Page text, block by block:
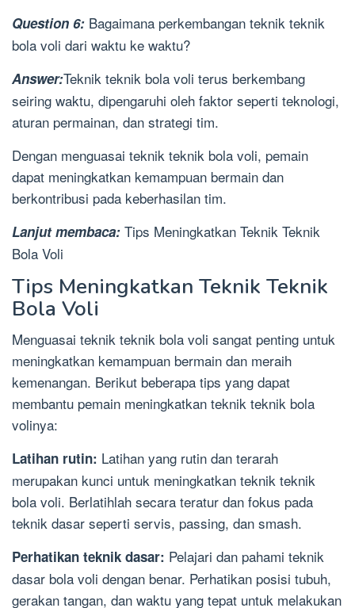
Question 6: Bagaimana perkembangan teknik teknik
bola voli dari waktu ke waktu?
Answer:Teknik teknik bola voli terus berkembang
seiring waktu, dipengaruhi oleh faktor seperti teknologi,
aturan permainan, dan strategi tim.
Dengan menguasai teknik teknik bola voli, pemain
dapat meningkatkan kemampuan bermain dan
berkontribusi pada keberhasilan tim.
Lanjut membaca: Tips Meningkatkan Teknik Teknik
Bola Voli
Tips Meningkatkan Teknik Teknik
Bola Voli
Menguasai teknik teknik bola voli sangat penting untuk
meningkatkan kemampuan bermain dan meraih
kemenangan. Berikut beberapa tips yang dapat
membantu pemain meningkatkan teknik teknik bola
volinya:
Latihan rutin: Latihan yang rutin dan terarah
merupakan kunci untuk meningkatkan teknik teknik
bola voli. Berlatihlah secara teratur dan fokus pada
teknik dasar seperti servis, passing, dan smash.
Perhatikan teknik dasar: Pelajari dan pahami teknik
dasar bola voli dengan benar. Perhatikan posisi tubuh,
gerakan tangan, dan waktu yang tepat untuk melakukan